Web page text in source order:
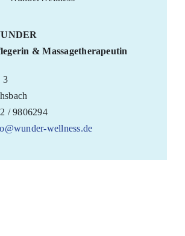
& Massagetherapeutin
3
/ 9806294
wellness.de